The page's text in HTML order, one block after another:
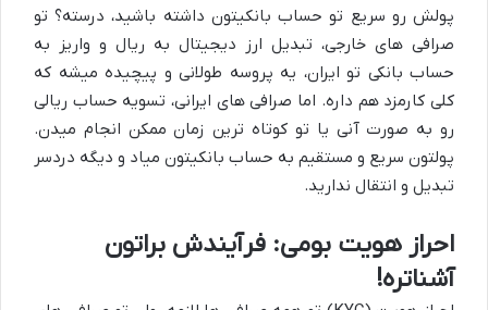
پولش رو سریع تو حساب بانکیتون داشته باشید، درسته؟ تو
صرافی های خارجی، تبدیل ارز دیجیتال به ریال و واریز به
حساب بانکی تو ایران، یه پروسه طولانی و پیچیده میشه که
کلی کارمزد هم داره. اما صرافی های ایرانی، تسویه حساب ریالی
رو به صورت آنی یا تو کوتاه ترین زمان ممکن انجام میدن.
پولتون سریع و مستقیم به حساب بانکیتون میاد و دیگه دردسر
تبدیل و انتقال ندارید.
احراز هویت بومی: فرآیندش براتون
آشناتره!